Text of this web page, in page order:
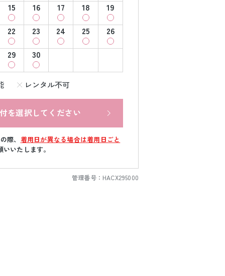
15
16 17 18
19
22
23 24 25
26
29
30
レンタル不可
を選択してください
際、 着用日が異なる場合は着用日ごと
いいたします。
管理番号： HACX295000